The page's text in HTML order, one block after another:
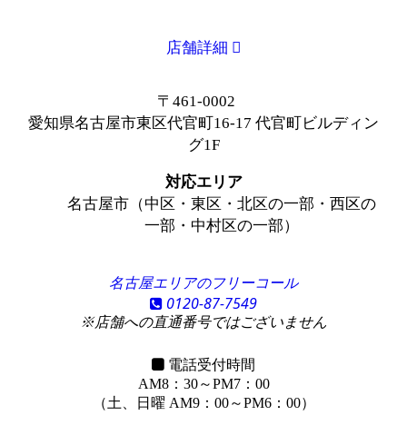
店舗詳細
〒461-0002
愛知県名古屋市東区代官町16-17 代官町ビルディン
グ1F
対応エリア
名古屋市（中区・東区・北区の一部・西区の
一部・中村区の一部）
名古屋エリアのフリーコール
0120-87-7549
※店舗への直通番号ではございません
電話受付時間
AM8：30～PM7：00
（土、日曜 AM9：00～PM6：00）